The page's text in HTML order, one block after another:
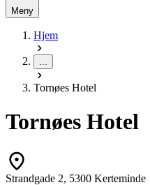
Meny
Hjem
Tornøes Hotel
Tornøes Hotel
Strandgade 2, 5300 Kerteminde